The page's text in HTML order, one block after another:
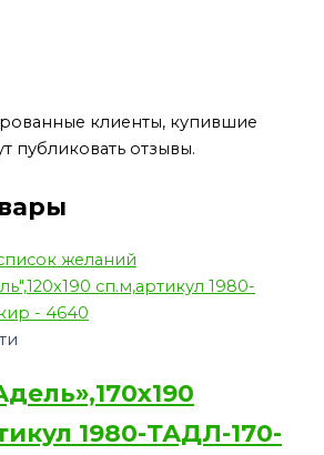
клиенты, купившие
публиковать отзывы.
желаний
1980-ТАДЛ-170-